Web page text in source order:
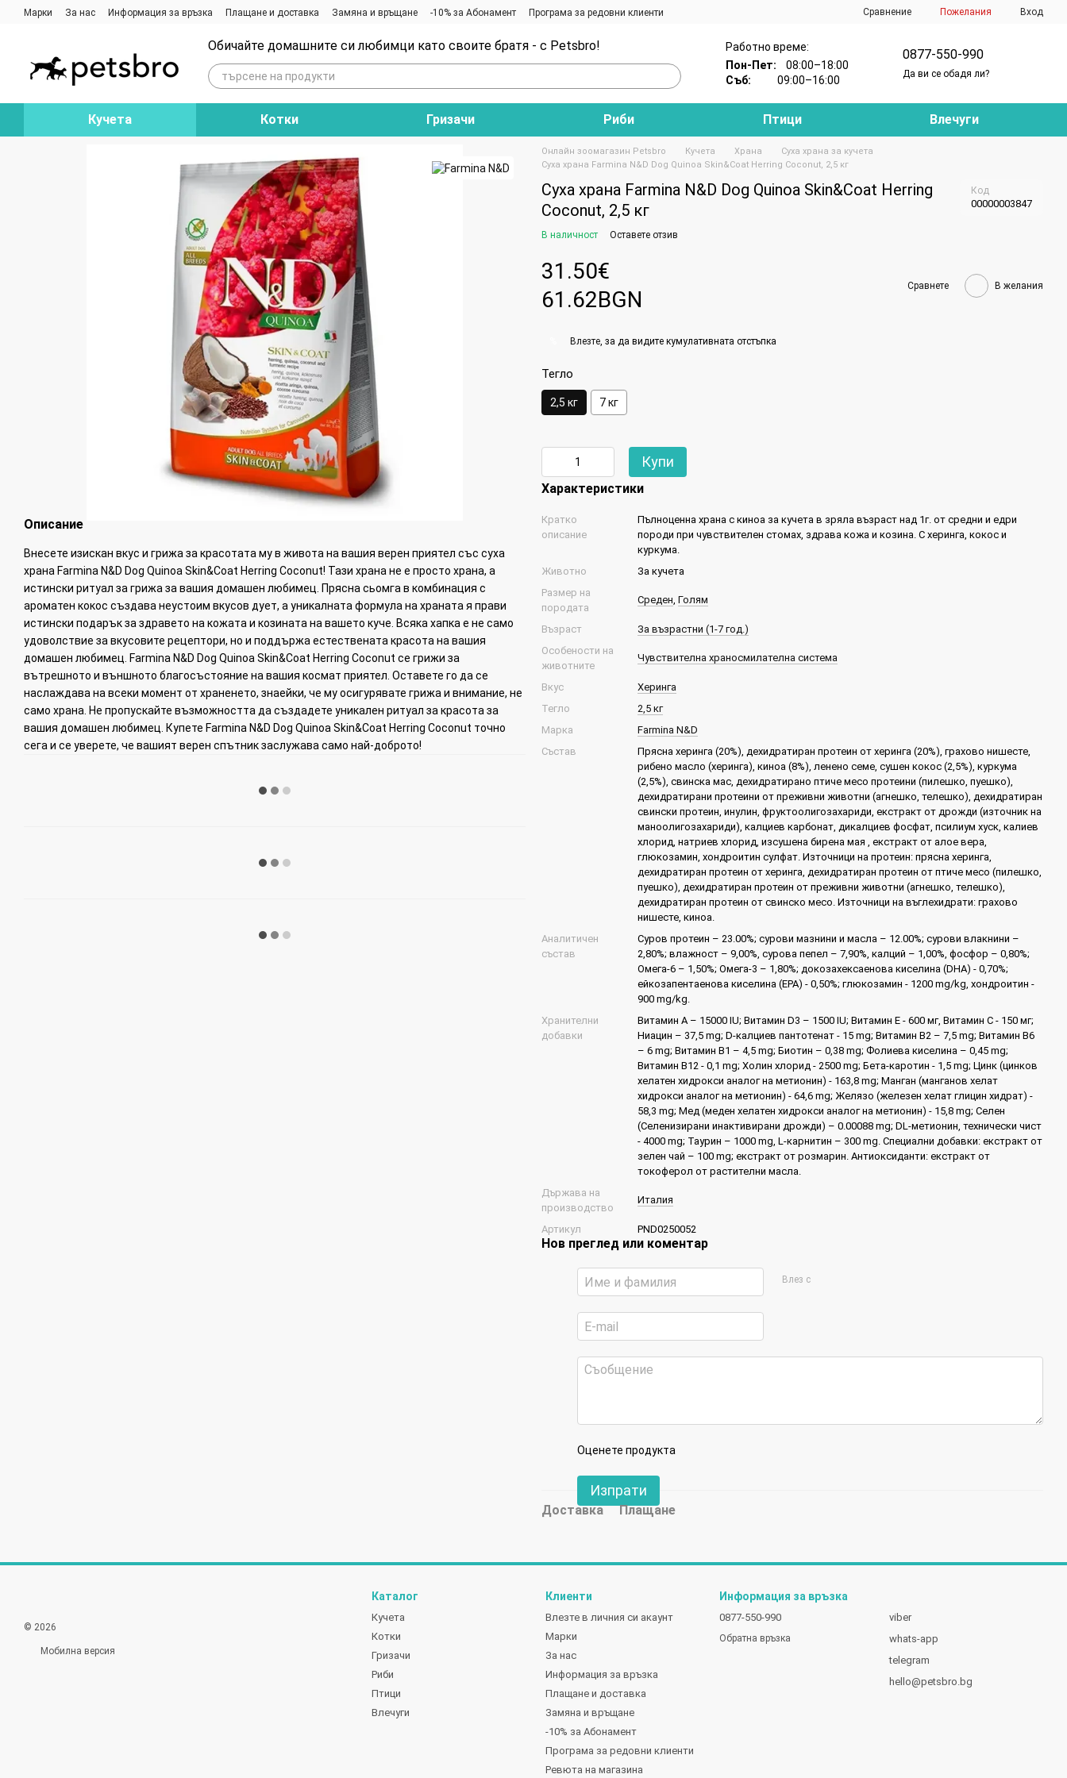
Премини към основното съдържание
Марки За нас Информация за връзка Плащане и доставка Замяна и връщане -10% за Абонамент
Програма за редовни клиенти
Сравнение Пожелания Вход
Обичайте домашните си любимци като своите братя - с Petsbro!
Работно време:
Пон-Пет:08:00–18:00
Съб:09:00–16:00
0877-550-990
Да ви се обадя ли?
Кучета Котки Гризачи Риби Птици Влечуги
Описание
Внесете изискан вкус и грижа за красотата му в живота на вашия верен приятел със суха
храна Farmina N&D Dog Quinoa Skin&Coat Herring Coconut! Тази храна не е просто храна, а
истински ритуал за грижа за вашия домашен любимец. Прясна сьомга в комбинация с
ароматен кокос създава неустоим вкусов дует, а уникалната формула на храната я прави
истински подарък за здравето на кожата и козината на вашето куче. Всяка хапка е не само
удоволствие за вкусовите рецептори, но и поддържа естествената красота на вашия
домашен любимец. Farmina N&D Dog Quinoa Skin&Coat Herring Coconut се грижи за
вътрешното и външното благосъстояние на вашия космат приятел. Оставете го да се
наслаждава на всеки момент от храненето, знаейки, че му осигурявате грижа и внимание, не
само храна. Не пропускайте възможността да създадете уникален ритуал за красота за
вашия домашен любимец. Купете Farmina N&D Dog Quinoa Skin&Coat Herring Coconut точно
сега и се уверете, че вашият верен спътник заслужава само най-доброто!
Онлайн зоомагазин Petsbro Кучета Храна
Суха храна за кучета
Суха храна Farmina N&D Dog Quinoa Skin&Coat Herring Coconut, 2,5 кг
Суха храна Farmina N&D Dog Quinoa Skin&Coat Herring
Coconut, 2,5 кг
Код
00000003847
В наличност Оставете отзив
31.50€
61.62BGN
Сравнете В желания
Влезте , за да видите кумулативната отстъпка
Тегло
2,5 кг 7 кг
Купи
Характеристики
Кратко
описание
Пълноценна храна с киноа за кучета в зряла възраст над 1г. от средни и едри
породи при чувствителен стомах, здрава кожа и козина. С херинга, кокос и
куркума.
Животно
За кучета
Размер на
породата
Среден, Голям
Възраст
За възрастни (1-7 год.)
Особености на
животните
Чувствителна храносмилателна система
Вкус
Херинга
Тегло
2,5 кг
Марка
Farmina N&D
Състав
Прясна херинга (20%), дехидратиран протеин от херинга (20%), грахово нишесте,
рибено масло (херинга), киноа (8%), ленено семе, сушен кокос (2,5%), куркума
(2,5%), свинска мас, дехидратирано птиче месо протеини (пилешко, пуешко),
дехидратирани протеини от преживни животни (агнешко, телешко), дехидратиран
свински протеин, инулин, фруктоолигозахариди, екстракт от дрожди (източник на
маноолигозахариди), калциев карбонат, дикалциев фосфат, псилиум хуск, калиев
хлорид, натриев хлорид, изсушена бирена мая , екстракт от алое вера,
глюкозамин, хондроитин сулфат. Източници на протеин: прясна херинга,
дехидратиран протеин от херинга, дехидратиран протеин от птиче месо (пилешко,
пуешко), дехидратиран протеин от преживни животни (агнешко, телешко),
дехидратиран протеин от свинско месо. Източници на въглехидрати: грахово
нишесте, киноа.
Аналитичен
състав
Суров протеин – 23.00%; сурови мазнини и масла – 12.00%; сурови влакнини –
2,80%; влажност – 9,00%, сурова пепел – 7,90%, калций – 1,00%, фосфор – 0,80%;
Омега-6 – 1,50%; Омега-3 – 1,80%; докозахексаенова киселина (DHA) - 0,70%;
ейкозапентаенова киселина (EPA) - 0,50%; глюкозамин - 1200 mg/kg, хондроитин -
900 mg/kg.
Хранителни
добавки
Витамин А – 15000 IU; Витамин D3 – 1500 IU; Витамин Е - 600 мг, Витамин С - 150 мг;
Ниацин – 37,5 mg; D-калциев пантотенат - 15 mg; Витамин B2 – 7,5 mg; Витамин B6
– 6 mg; Витамин B1 – 4,5 mg; Биотин – 0,38 mg; Фолиева киселина – 0,45 mg;
Витамин B12 - 0,1 mg; Холин хлорид - 2500 mg; Бета-каротин - 1,5 mg; Цинк (цинков
хелатен хидрокси аналог на метионин) - 163,8 mg; Манган (манганов хелат
хидрокси аналог на метионин) - 64,6 mg; Желязо (железен хелат глицин хидрат) -
58,3 mg; Мед (меден хелатен хидрокси аналог на метионин) - 15,8 mg; Селен
(Селенизирани инактивирани дрожди) – 0.00088 mg; DL-метионин, технически чист
- 4000 mg; Таурин – 1000 mg, L-карнитин – 300 mg. Специални добавки: екстракт от
зелен чай – 100 mg; екстракт от розмарин. Антиоксиданти: екстракт от
токоферол от растителни масла.
Държава на
производство
Италия
Артикул PND0250052
Нов преглед или коментар
Влез с
Оценете продукта
Изпрати
Доставка Плащане
© 2026
Мобилна версия
Каталог
Кучета
Котки
Гризачи
Риби
Птици
Влечуги
Клиенти
Влезте в личния си акаунт
Марки
За нас
Информация за връзка
Плащане и доставка
Замяна и връщане
-10% за Абонамент
Програма за редовни клиенти
Ревюта на магазина
Информация за връзка
0877-550-990
Обратна връзка
viber
whats-app
telegram
hello@petsbro.bg